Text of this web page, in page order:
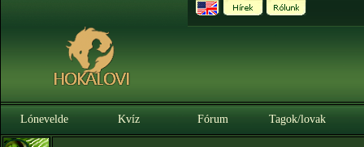
Lónevelde Kvíz Fórum Tagok/lovak